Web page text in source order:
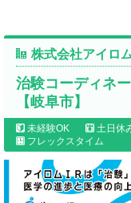
株式会社アイロ
治験コーディネ
【岐阜市】
未経験OK 土日休
フレックスタイム